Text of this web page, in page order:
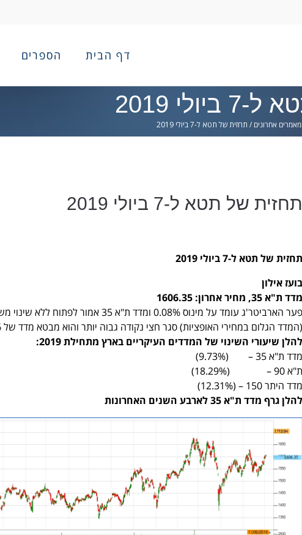
דף הבית הספרים
2019
מאמרים אחרונים / תחזית של תטא ל-7 ביולי 2019
תחזית של תטא ל-7 ביולי 2019
תחזית של תטא ל-7 ביולי 2019
בועז אילון
מדד ת"א 35, מחיר אחרון: 1606.35
פער הארביטר'ג עומד על מינוס 0.08% ומדד ת"א 35
(המדד הגלום במחירי האופציות) סגר חצי נקודה גבוה יותר והוא מבטא מדד של 1606.76.
להלן שיעורי השינוי של המדדים העיקריים בארץ מתחילת 2019
:
מדד ת"א 35 – (9.73%)
ת"א 90 – (18.29%)
מדד היתר 150 – (12.31%)
להלן גרף מדד ת"א 35 לארבע השנים האחרונות